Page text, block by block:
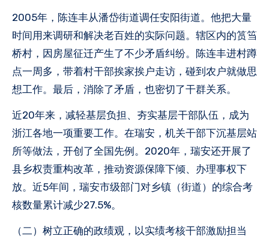
2005年，陈连丰从潘岱街道调任安阳街道。他把大量
时间用来调研和解决老百姓的实际问题。辖区内的筼筜
桥村，因房屋征迁产生了不少矛盾纠纷。陈连丰进村蹲
点一周多，带着村干部挨家挨户走访，碰到农户就做思
想工作。最后，消除了矛盾，也密切了干群关系。
近20年来，减轻基层负担、夯实基层干部队伍，成为
浙江各地一项重要工作。在瑞安，机关干部下沉基层站
所等做法，开创了全国先例。2020年，瑞安还开展了
县乡权责重构改革，推动资源保障下倾、办理事权下
放。近5年间，瑞安市级部门对乡镇（街道）的综合考
核数量累计减少27.5%。
（二）树立正确的政绩观，以实绩考核干部激励担当